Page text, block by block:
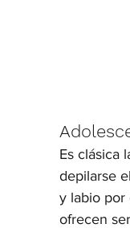
Es clásica
depilarse
y labio por
ofrecen